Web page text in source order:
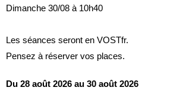
Dimanche 30/08 à 10h40
Les séances seront en VOSTfr.
Pensez à réserver vos places.
Du 28 août 2026 au 30 août 2026